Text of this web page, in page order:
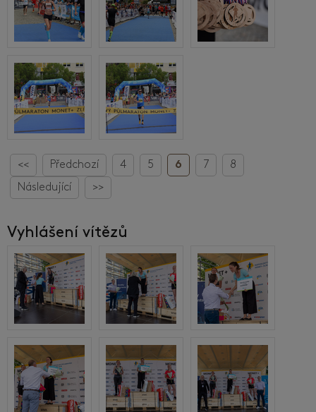
<< Předchozí 4 5 6 7
8
Následující
>>
Vyhlášení vítězů